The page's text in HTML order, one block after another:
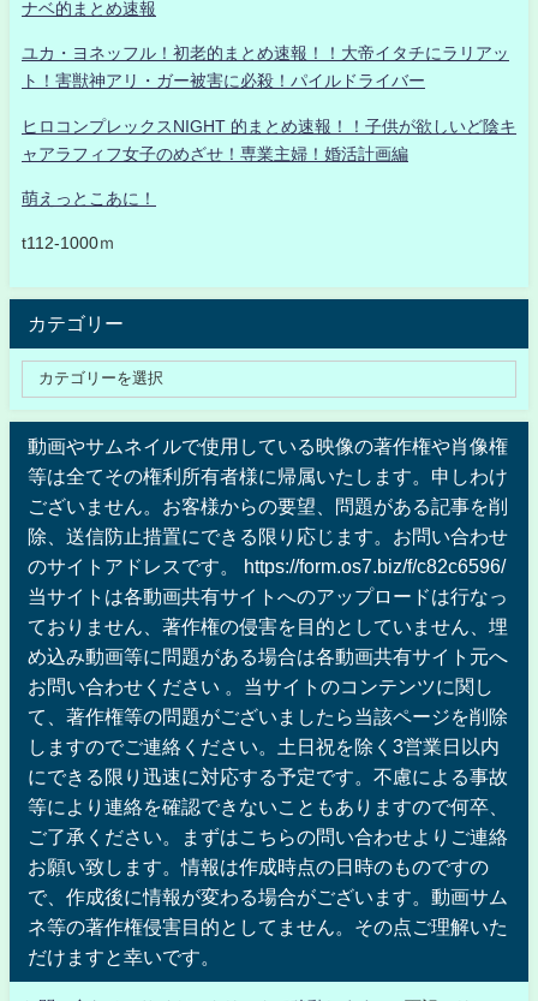
ナベ的まとめ速報
ユカ・ヨネッフル！初老的まとめ速報！！大帝イタチにラリアッ
ト！害獣神アリ・ガー被害に必殺！パイルドライバー
ヒロコンプレックスNIGHT 的まとめ速報！！子供が欲しいど陰キ
ャアラフィフ女子のめざせ！専業主婦！婚活計画編
萌えっとこあに！
t112-1000ｍ
カテゴリー
動画やサムネイルで使用している映像の著作権や肖像権
等は全てその権利所有者様に帰属いたします。申しわけ
ございません。お客様からの要望、問題がある記事を削
除、送信防止措置にできる限り応じます。お問い合わせ
のサイトアドレスです。 https://form.os7.biz/f/c82c6596/
当サイトは各動画共有サイトへのアップロードは行なっ
ておりません、著作権の侵害を目的としていません、埋
め込み動画等に問題がある場合は各動画共有サイト元へ
お問い合わせください 。当サイトのコンテンツに関し
て、著作権等の問題がございましたら当該ページを削除
しますのでご連絡ください。土日祝を除く3営業日以内
にできる限り迅速に対応する予定です。不慮による事故
等により連絡を確認できないこともありますので何卒、
ご了承ください。まずはこちらの問い合わせよりご連絡
お願い致します。情報は作成時点の日時のものですの
で、作成後に情報が変わる場合がございます。動画サム
ネ等の著作権侵害目的としてません。その点ご理解いた
だけますと幸いです。